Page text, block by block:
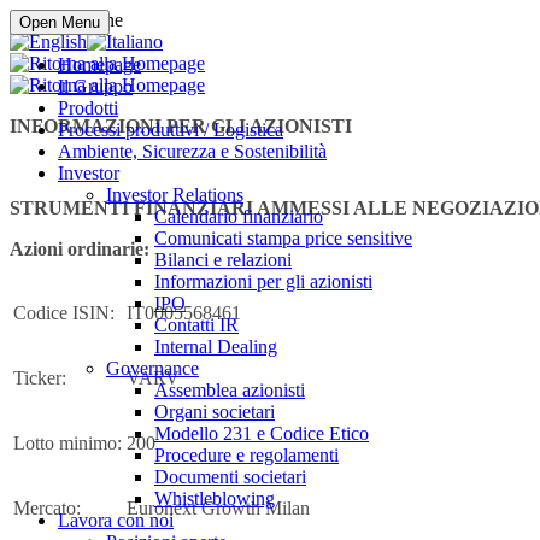
Open Menu
Homepage
Il Gruppo
Prodotti
Processi produttivi / Logistica
Ambiente, Sicurezza e Sostenibilità
Investor
Investor Relations
Calendario finanziario
Comunicati stampa price sensitive
Bilanci e relazioni
Informazioni per gli azionisti
IPO
Contatti IR
Internal Dealing
Governance
Assemblea azionisti
Organi societari
Modello 231 e Codice Etico
Procedure e regolamenti
Documenti societari
Whistleblowing
Lavora con noi
Compra online
INFORMAZIONI PER GLI AZIONISTI
STRUMENTI FINANZIARI AMMESSI ALLE
Azioni ordinarie:
Codice ISIN: IT0005568461
Ticker: VARV
Lotto minimo: 200
Mercato: Euronext Growth Milan